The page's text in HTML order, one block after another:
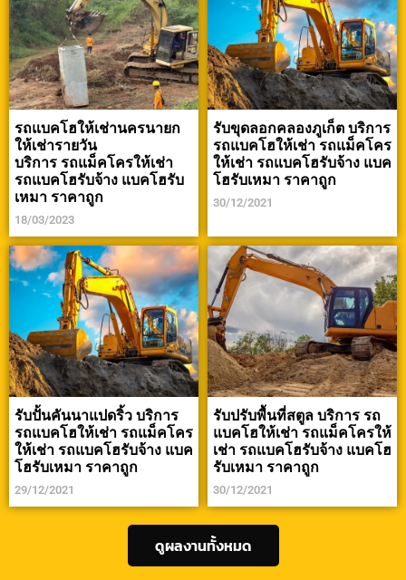
รถแบคโฮให้เช่านครนายก
ให้เช่ารายวัน
บริการ รถแม็คโครให้เช่า
รถแบคโฮรับจ้าง แบคโฮรับ
เหมา ราคาถูก
18/03/2023
รับขุดลอกคลองภูเก็ต บริการ
รถแบคโฮให้เช่า รถแม็คโคร
ให้เช่า รถแบคโฮรับจ้าง แบค
โฮรับเหมา ราคาถูก
30/12/2021
รับปั้นคันนาแปดริ้ว บริการ
รถแบคโฮให้เช่า รถแม็คโคร
ให้เช่า รถแบคโฮรับจ้าง แบค
โฮรับเหมา ราคาถูก
29/12/2021
รับปรับพื้นที่สตูล บริการ รถ
แบคโฮให้เช่า รถแม็คโครให้
เช่า รถแบคโฮรับจ้าง แบคโฮ
รับเหมา ราคาถูก
30/12/2021
ดูผลงานทั้งหมด